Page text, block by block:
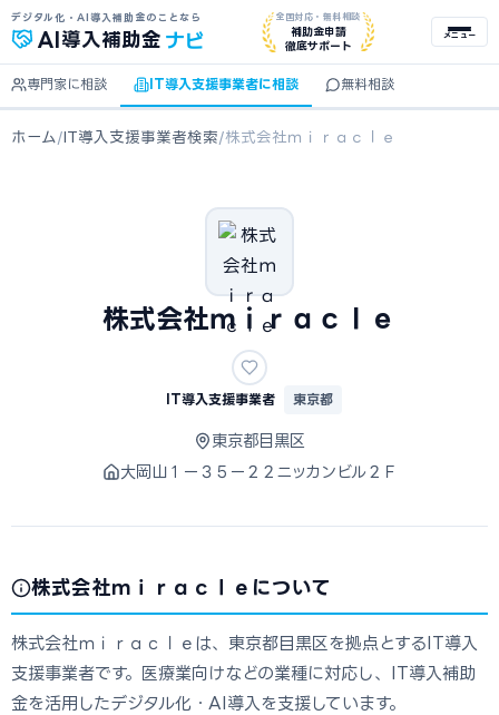
デジタル化・AI導入補助金のことなら
AI 導入補助金 ナビ
全国対応・無料相談
補助金申請
徹底サポート
メニュー
専門家に相談 IT導入支援事業者に相談 無料相談
ホーム /IT導入支援事業者検索/株式会社ｍｉｒａｃｌｅ
株式会社ｍｉｒａｃｌｅ
IT導入支援事業者 東京都
東京都目黒区
大岡山１ー３５ー２２ニッカンビル２Ｆ
株式会社ｍｉｒａｃｌｅについて
株式会社ｍｉｒａｃｌｅは、東京都目黒区を拠点とするIT導入
支援事業者です。医療業向けなどの業種に対応し、IT導入補助
金を活用したデジタル化・AI導入を支援しています。